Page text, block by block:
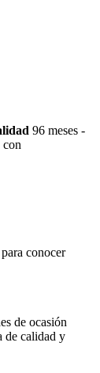
96 meses -
con
conocer
de ocasión
de calidad y